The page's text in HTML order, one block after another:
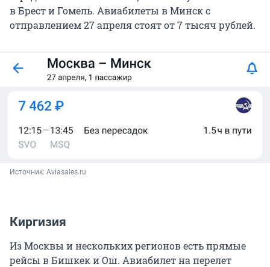
в Брест и Гомель. Авиабилеты в Минск с
отправлением 27 апреля стоят от 7 тысяч рублей.
Источник: Aviasales.ru
Киргизия
Из Москвы и нескольких регионов есть прямые
рейсы в Бишкек и Ош. Авиабилет на перелет